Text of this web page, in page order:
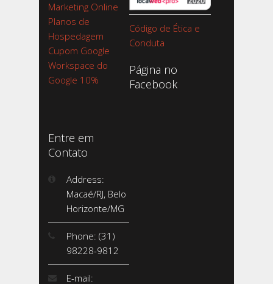
Marketing Online
Planos de
Hospedagem
Cupom Google
Workspace do
Google 10%
Código de Ética e
Conduta
Página no
Facebook
Entre em
Contato
Address:
Macaé/RJ, Belo
Horizonte/MG
Phone: (31)
98228-9812
E-mail: